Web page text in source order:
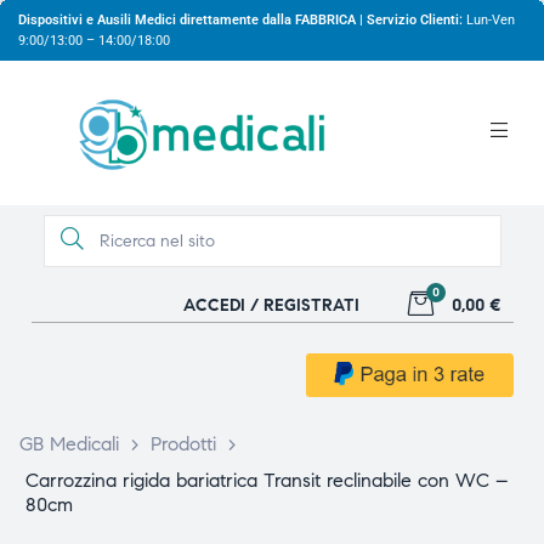
Dispositivi e Ausili Medici direttamente dalla FABBRICA | Servizio Clienti: Lun-Ven
9:00/13:00 – 14:00/18:00
ACCEDI / REGISTRATI
0
0,00 €
GB Medicali > Prodotti
>
Carrozzina rigida bariatrica Transit reclinabile con WC –
80cm